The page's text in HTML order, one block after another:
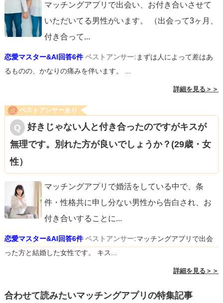
マッチングアプリで出会い、お付き合いさせて
いただいてる男性がいます。 （出会って3ヶ月、
付き合って...
恋愛マスター&AI回答6件 ベストアンサー:まずは人によって差はあ
るものの、かなりの痛みを伴います。 ...
詳細を見る＞＞
ベストアンサーあり
好きじゃない人と付き合ったのですがキスが
無理です。別れた方が良いでしょうか？(29歳・女
性）
マッチングアプリで婚活をしている中で、条
件・性格共に申し分ない男性から告白され、お
付き合いすることに...
恋愛マスター&AI回答6件 ベストアンサー:マッチングアプリで出会
った方と結婚した女性です。 キス...
詳細を見る＞＞
合わせて読みたいマッチングアプリの特集記事